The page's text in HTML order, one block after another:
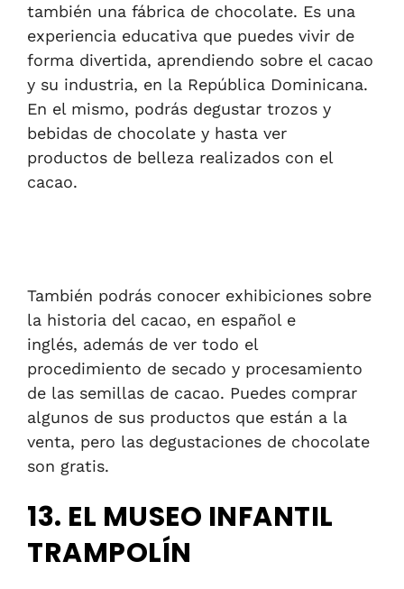
también una fábrica de chocolate. Es una
experiencia educativa que puedes vivir de
forma divertida, aprendiendo sobre el cacao
y su industria, en la República Dominicana.
En el mismo, podrás degustar trozos y
bebidas de chocolate y hasta ver
productos de belleza realizados con el
cacao.
También podrás conocer exhibiciones sobre
la historia del cacao, en español e
inglés, además de ver todo el
procedimiento de secado y procesamiento
de las semillas de cacao. Puedes comprar
algunos de sus productos que están a la
venta, pero las degustaciones de chocolate
son gratis.
13. EL MUSEO INFANTIL
TRAMPOLÍN